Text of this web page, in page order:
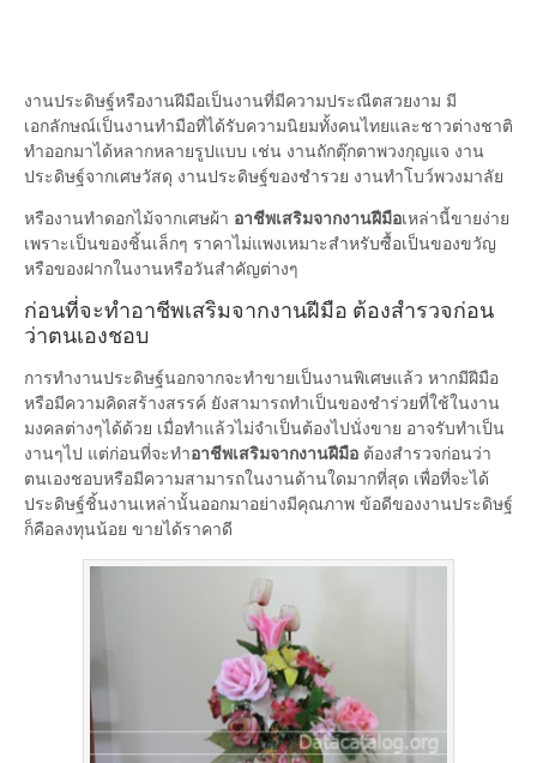
งานประดิษฐ์หรืองานฝีมือเป็นงานที่มีความประณีตสวยงาม มี
เอกลักษณ์เป็นงานทำมือที่ได้รับความนิยมทั้งคนไทยและชาวต่างชาติ
ทำออกมาได้หลากหลายรูปแบบ เช่น งานถักตุ๊กตาพวงกุญแจ งาน
ประดิษฐ์จากเศษวัสดุ งานประดิษฐ์ของชำรวย งานทำโบว์พวงมาลัย
หรืองานทำดอกไม้จากเศษผ้า อาชีพเสริมจากงานฝีมือเหล่านี้ขายง่าย
เพราะเป็นของชิ้นเล็กๆ ราคาไม่แพงเหมาะสำหรับซื้อเป็นของขวัญ
หรือของฝากในงานหรือวันสำคัญต่างๆ
ก่อนที่จะทำอาชีพเสริมจากงานฝีมือ ต้องสำรวจก่อน
ว่าตนเองชอบ
การทำงานประดิษฐ์นอกจากจะทำขายเป็นงานพิเศษแล้ว หากมีฝีมือ
หรือมีความคิดสร้างสรรค์ ยังสามารถทำเป็นของชำร่วยที่ใช้ในงาน
มงคลต่างๆได้ด้วย เมื่อทำแล้วไม่จำเป็นต้องไปนั่งขาย อาจรับทำเป็น
งานๆไป แต่ก่อนที่จะทำอาชีพเสริมจากงานฝีมือ ต้องสำรวจก่อนว่า
ตนเองชอบหรือมีความสามารถในงานด้านใดมากที่สุด เพื่อที่จะได้
ประดิษฐ์ชิ้นงานเหล่านั้นออกมาอย่างมีคุณภาพ ข้อดีของงานประดิษฐ์
ก็คือลงทุนน้อย ขายได้ราคาดี